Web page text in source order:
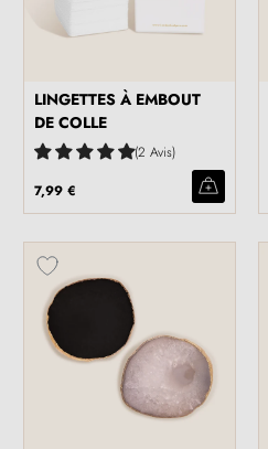
LINGETTES À EMBOUT
DE COLLE
2 Avis
7,99 €